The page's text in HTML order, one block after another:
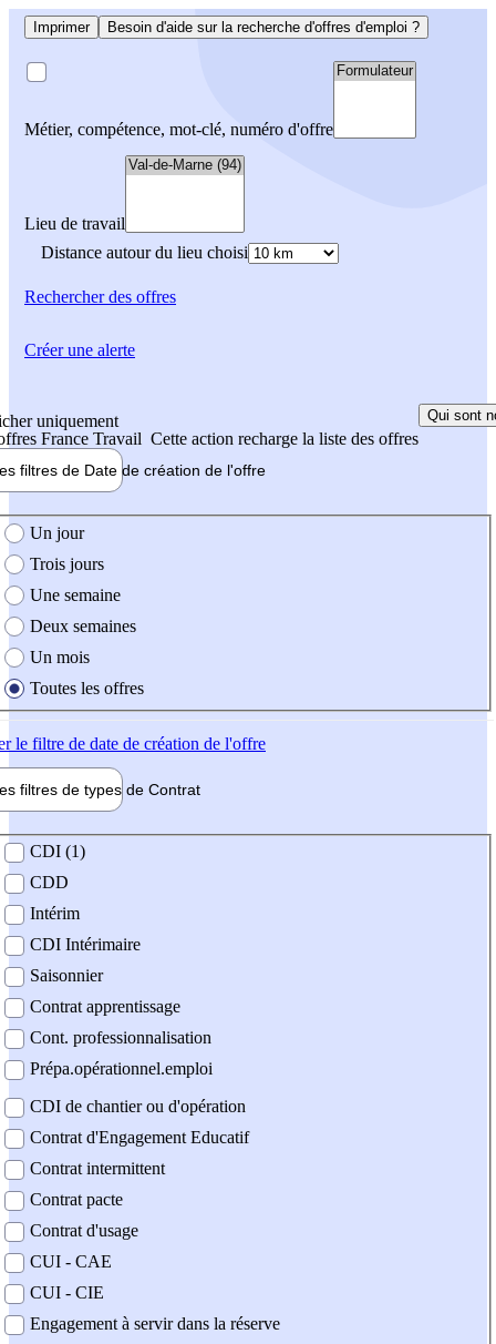
Imprimer Besoin d'aide sur la recherche d'offres d'emploi ?
Métier, compétence, mot-clé, numéro d'offre
Lieu de travail
Distance autour du lieu choisi
Rechercherdes offres
uniquement
France Travail Cette action recharge la liste des offres
Qui sont
filtres de Date de création de l'offre
création de l'offre
Un jour
Trois jours
Une semaine
Deux semaines
Un mois
Toutes les offres
le filtre de date de création de l'offre
filtres de types de Contrat
contrat
CDI (1)
CDD
Intérim
CDI Intérimaire
Saisonnier
Contrat apprentissage
Cont. professionnalisation
Prépa.opérationnel.emploi
CDI de chantier ou d'opération
Contrat d'Engagement Educatif
Contrat intermittent
Contrat pacte
Contrat d'usage
CUI - CAE
CUI - CIE
Engagement à servir dans la réserve
Créer une alerte